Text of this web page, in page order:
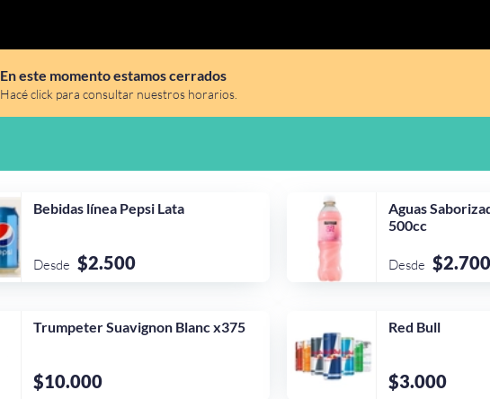
En este momento estamos cerrados
Hacé click para consultar nuestros horarios.
Bebidas línea Pepsi Lata
Desde $2.500
Aguas
500cc
Desde $2.700
Trumpeter Suavignon Blanc x375
$10.000
Red Bull
$3.000